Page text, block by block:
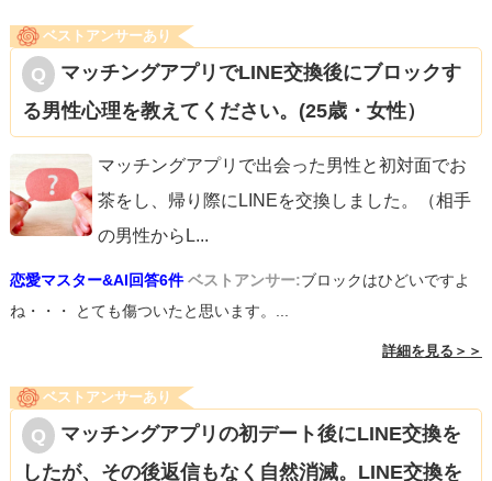
ベストアンサーあり
マッチングアプリでLINE交換後にブロックす
る男性心理を教えてください。(25歳・女性）
マッチングアプリで出会った男性と初対面でお
茶をし、帰り際にLINEを交換しました。（相手
の男性からL...
恋愛マスター&AI回答6件 ベストアンサー:ブロックはひどいですよ
ね・・・ とても傷ついたと思います。...
詳細を見る＞＞
ベストアンサーあり
マッチングアプリの初デート後にLINE交換を
したが、その後返信もなく自然消滅。LINE交換を